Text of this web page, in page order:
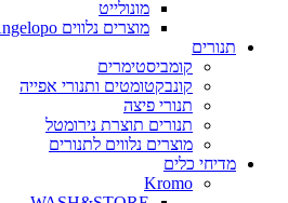
מונולייט
מוצרים נלווים Angelopo
תנורים
קומביסטימרים
קונבקטומטים ותנורי אפייה
תנורי פיצה
תנורים תוצרת נירומטל
מוצרים נלווים לתנורים
מדיחי כלים
Kromo